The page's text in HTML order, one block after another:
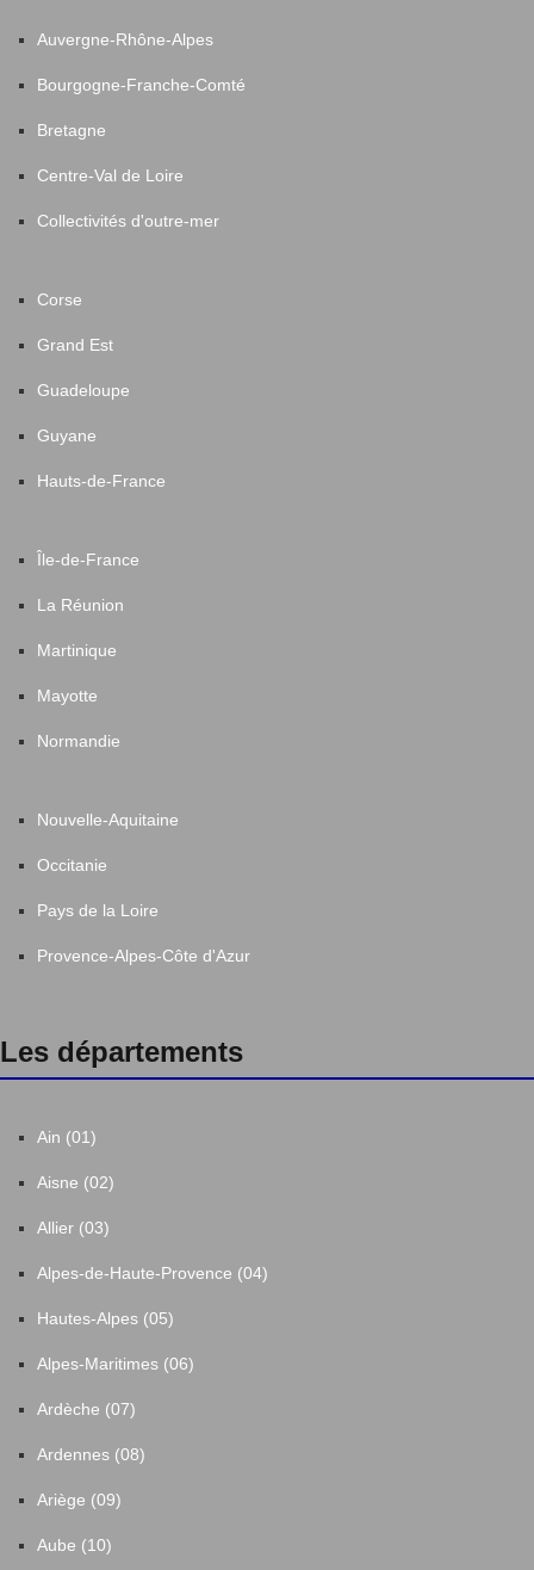
Auvergne-Rhône-Alpes
Bourgogne-Franche-Comté
Bretagne
Centre-Val de Loire
Collectivités d'outre-mer
Corse
Grand Est
Guadeloupe
Guyane
Hauts-de-France
Île-de-France
La Réunion
Martinique
Mayotte
Normandie
Nouvelle-Aquitaine
Occitanie
Pays de la Loire
Provence-Alpes-Côte d'Azur
Les départements
Ain (01)
Aisne (02)
Allier (03)
Alpes-de-Haute-Provence (04)
Hautes-Alpes (05)
Alpes-Maritimes (06)
Ardèche (07)
Ardennes (08)
Ariège (09)
Aube (10)